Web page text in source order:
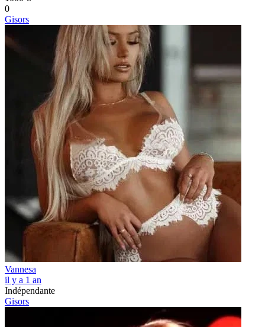
0
Gisors
Vannesa
il y a 1 an
Indépendante
Gisors